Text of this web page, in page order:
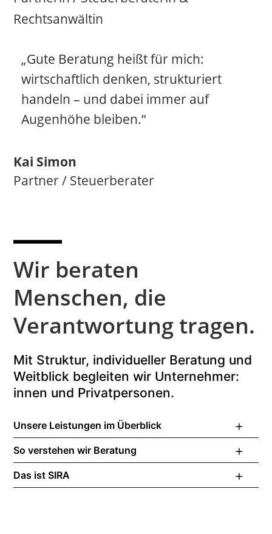
Rechtsanwältin
„Gute Beratung heißt für mich:
wirtschaftlich denken, strukturiert
handeln – und dabei immer auf
Augenhöhe bleiben.“
Kai Simon
Partner / Steuerberater
Wir beraten
Menschen, die
Verantwortung tragen.
Mit Struktur, individueller Beratung und
Weitblick begleiten wir Unternehmer:
innen und Privatpersonen.
Unsere Leistungen im Überblick
So verstehen wir Beratung
Das ist SIRA